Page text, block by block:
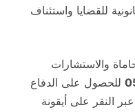
للقضايا واستئناف
والاستشارات
للحصول على الدفاع
النقر على أيقونة